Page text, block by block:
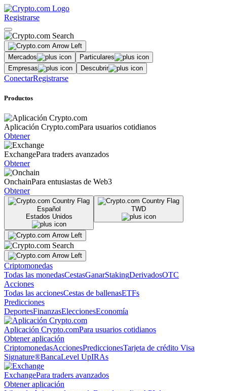
Registrarse
Mercados
Particulares
Empresas
Descubrir
ConectarRegistrarse
Productos
Aplicación Crypto.comPara usuarios cotidianos
Obtener
ExchangePara traders avanzados
Obtener
OnchainPara entusiastas de Web3
Obtener
Español
Estados Unidos
TWD
Criptomonedas
Todas las monedasCestasGanarStakingDerivadosOTC
Acciones
Todas las accionesCestas de ballenasETFs
Predicciones
DeportesFinanzasEleccionesEconomía
Aplicación Crypto.comPara usuarios cotidianos
Obtener aplicación
CriptomonedasAccionesPrediccionesTarjeta de crédito Visa
Signature®BancaLevel UpIRAs
ExchangePara traders avanzados
Obtener aplicación